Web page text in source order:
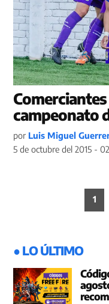
campeonato
por Luis Miguel
5 de octubre del 2015 -
1
● LO ÚLTIMO